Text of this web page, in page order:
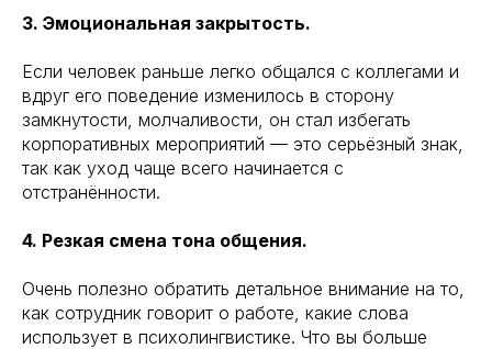
3. Эмоциональная закрытость.
Если человек раньше легко общался с коллегами и
вдруг его поведение изменилось в сторону
замкнутости, молчаливости, он стал избегать
корпоративных мероприятий — это серьёзный знак,
так как уход чаще всего начинается с
отстранённости.
4. Резкая смена тона общения.
Очень полезно обратить детальное внимание на то,
как сотрудник говорит о работе, какие слова
использует в психолингвистике. Что вы больше